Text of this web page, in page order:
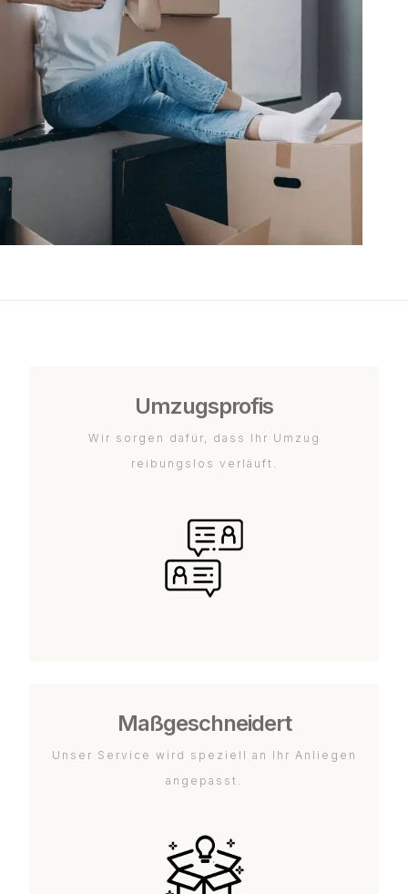
Umzugsprofis
Wir sorgen dafür, dass Ihr Umzug
reibungslos verläuft.
Maßgeschneidert
Unser Service wird speziell an Ihr Anliegen
angepasst.